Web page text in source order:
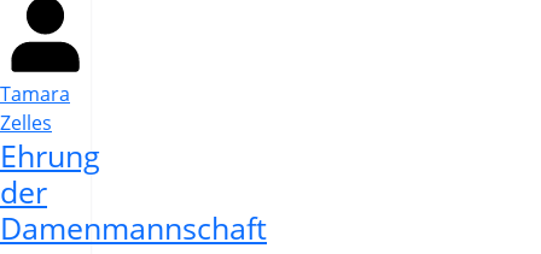
Tamara
Zelles
Ehrung
der
Damenmannschaft